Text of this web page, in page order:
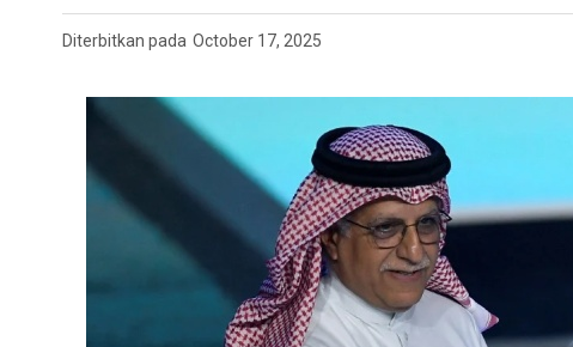
Diterbitkan pada October 17, 2025